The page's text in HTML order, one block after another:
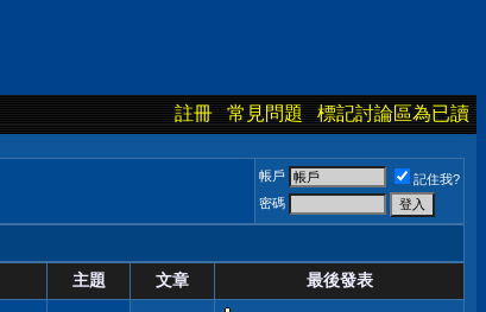
註冊 常見問題 標記討論區為已讀
帳戶
記住我?
密碼
主題 文章 最後發表